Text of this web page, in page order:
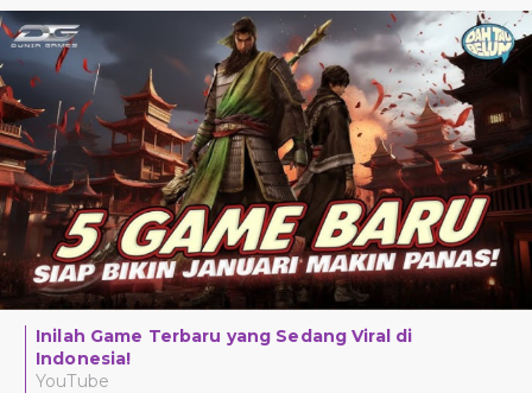
Inilah Game Terbaru yang Sedang Viral di
Indonesia!
YouTube